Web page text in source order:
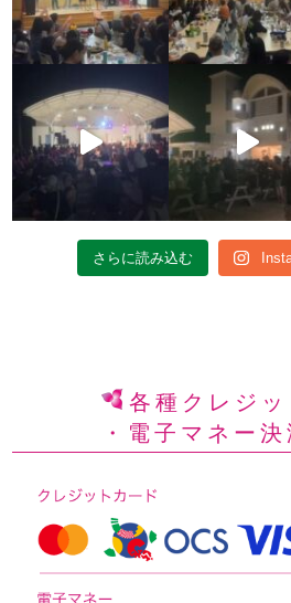
さらに読み込む
各種クレジッ
・電子マネー